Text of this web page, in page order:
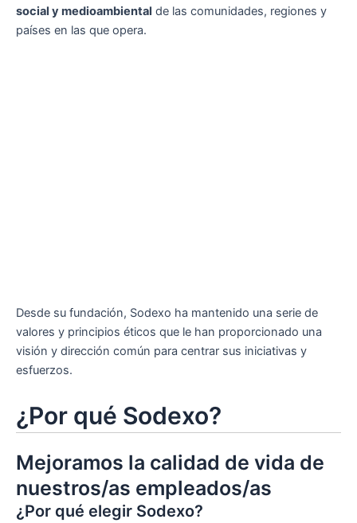
social y medioambiental de las comunidades, regiones y
países en las que opera.
Desde su fundación, Sodexo ha mantenido una serie de
valores y principios éticos que le han proporcionado una
visión y dirección común para centrar sus iniciativas y
esfuerzos.
¿Por qué Sodexo?
Mejoramos la calidad de vida de
nuestros/as empleados/as
¿Por qué elegir Sodexo?